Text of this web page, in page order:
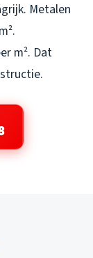
Metalen
m². Dat